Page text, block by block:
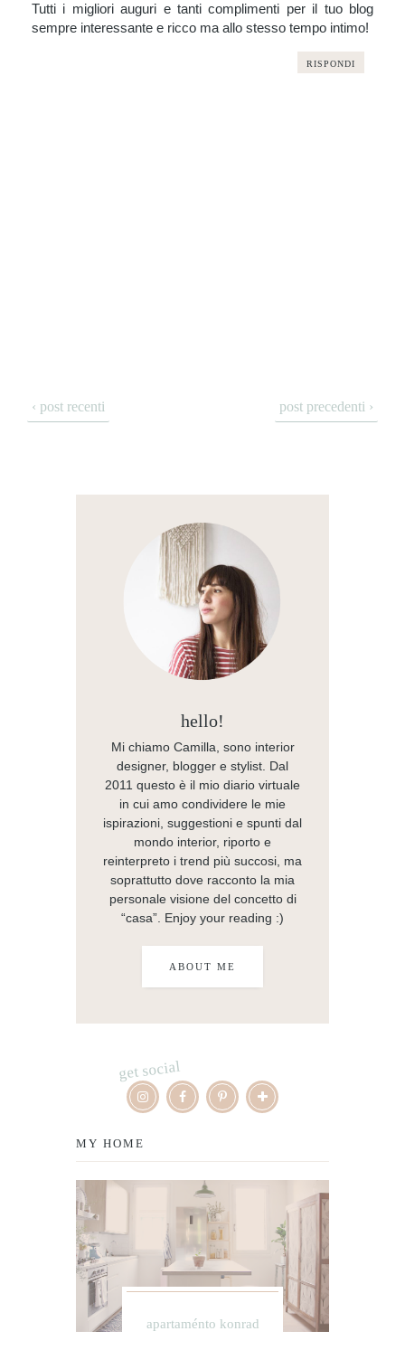
Tutti i migliori auguri e tanti complimenti per il tuo blog
sempre interessante e ricco ma allo stesso tempo intimo!
RISPONDI
‹ post recenti post precedenti ›
hello!
Mi chiamo Camilla, sono interior
designer, blogger e stylist. Dal
2011 questo è il mio diario virtuale
in cui amo condividere le mie
ispirazioni, suggestioni e spunti dal
mondo interior, riporto e
reinterpreto i trend più succosi, ma
soprattutto dove racconto la mia
personale visione del concetto di
“casa”. Enjoy your reading :)
ABOUT ME
get social
MY HOME
apartaménto konrad